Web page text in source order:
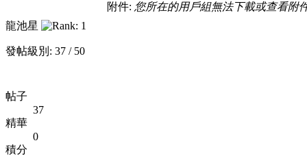
龍池星
發帖級別: 37 / 50
帖子
37
精華
0
積分
附件: 您所在的用戶組無法下載或查看附